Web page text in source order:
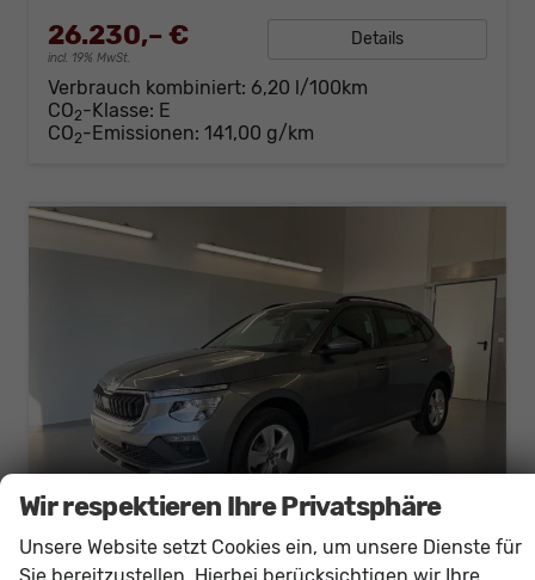
26.230,– €
incl. 19% MwSt.
Details
Verbrauch kombiniert: 6,20 l/100km
CO2-Klasse: E
CO2-Emissionen: 141,00 g/km
Wir respektieren Ihre Privatsphäre
Unsere Website setzt Cookies ein, um unsere Dienste für